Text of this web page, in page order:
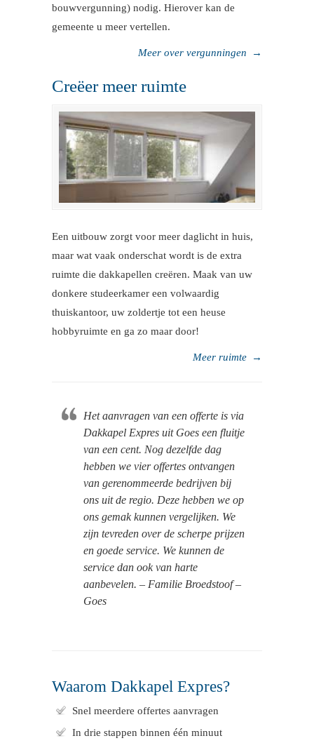
bouwvergunning) nodig. Hierover kan de
gemeente u meer vertellen.
Meer over vergunningen →
Creëer meer ruimte
Een uitbouw zorgt voor meer daglicht in huis,
maar wat vaak onderschat wordt is de extra
ruimte die dakkapellen creëren. Maak van uw
donkere studeerkamer een volwaardig
thuiskantoor, uw zoldertje tot een heuse
hobbyruimte en ga zo maar door!
Meer ruimte →
Het aanvragen van een offerte is via
Dakkapel Expres uit Goes een fluitje
van een cent. Nog dezelfde dag
hebben we vier offertes ontvangen
van gerenommeerde bedrijven bij
ons uit de regio. Deze hebben we op
ons gemak kunnen vergelijken. We
zijn tevreden over de scherpe prijzen
en goede service. We kunnen de
service dan ook van harte
aanbevelen. – Familie Broedstoof –
Goes
Waarom Dakkapel Expres?
Snel meerdere offertes aanvragen
In drie stappen binnen één minuut